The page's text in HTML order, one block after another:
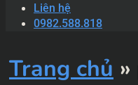
Liên hệ
0982.588.818
Trang chủ »